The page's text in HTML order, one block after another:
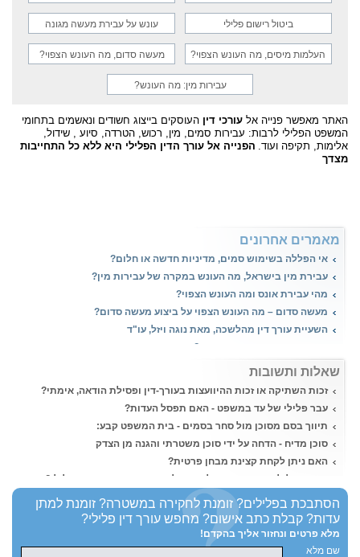
בחקירה משטרתית
ביטול רישום פלילי
עונש על עבירת מעשה מגונה
העלמות מיסים, מה העונש הצפוי? מעשה סדום, מה העונש הצפוי?
עבירות מין: מה העונש?
האתר מאפשר פנייה אל עורכי דין העוסקים בייצוג חשודים ונאשמים בתחומי
המשפט הפלילי לרבות: עבירות סמים, מין, רכוש, הטרדה, סיוע , שידול,
אלימות, תקיפה ועוד. הפנייה אל עורך הדין הפלילי היא ללא כל התחייבות
מצדך
מאמרים אחרונים
אי הפללה בשימוש סמים, מדיניות חדשה או חלום?
עבירת מין בישראל, מה העונש במקרה של עבירות מין?
מהי עבירת אונס ומה העונש הצפוי?
מעשה סדום – מה העונש הצפוי על ביצוע מעשה סדום?
השעיית עורך דין מהלשכה, מאת נוגה ויזל, עו"ד
הטרדה מינית, איך יוצאים מזה?
שאלות ותשובות
זכות השתיקה או זכות ההיוועצות בעורך-דין ופסילת הודאה, אימתי?
עבר פלילי של עד במשפט - האם תפסל העדות?
תיווך בסם מסוכן מול סחר בסמים - בית המשפט קבע:
סוכן מדיח - הדחה על ידי סוכן משטרתי והגנה מן הצדק
האם ניתן לקחת קצינת מבחן פרטית?
רישום פלילי ועבודה - היכן לא ניתן להעסיק אדם עם רישום פלילי?
הסתבכת בפלילים?זומנת לחקירה במשטרה? זומנת למתן
עדות? קבלת כתב אישום? מחפש עורך דין פלילי?
מלא פרטים ונחזור אליך בהקדם!
שם מלא